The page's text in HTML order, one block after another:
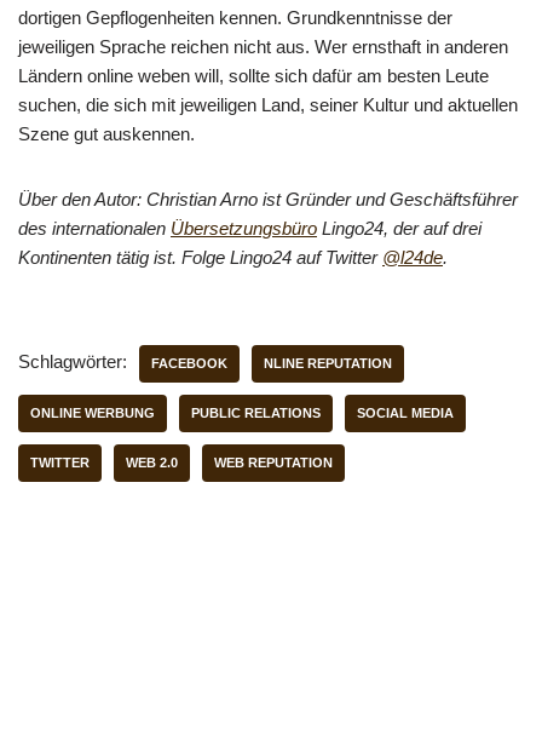
dortigen Gepflogenheiten kennen. Grundkenntnisse der
jeweiligen Sprache reichen nicht aus. Wer ernsthaft in anderen
Ländern online weben will, sollte sich dafür am besten Leute
suchen, die sich mit jeweiligen Land, seiner Kultur und aktuellen
Szene gut auskennen.
Über den Autor: Christian Arno ist Gründer und Geschäftsführer
des internationalen Übersetzungsbüro Lingo24, der auf drei
Kontinenten tätig ist. Folge Lingo24 auf Twitter @l24de.
Schlagwörter: FACEBOOK NLINE REPUTATION
ONLINE WERBUNG PUBLIC RELATIONS SOCIAL MEDIA
TWITTER WEB 2.0 WEB REPUTATION